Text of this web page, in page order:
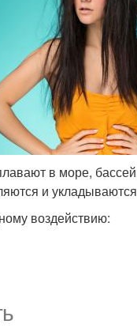
в море,
и
воздействию: